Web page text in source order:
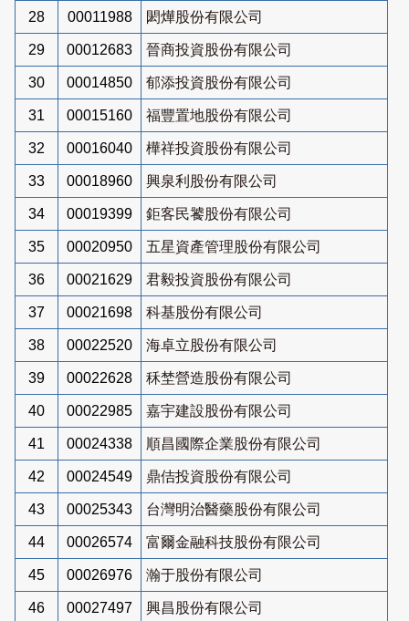
28 00011988 閎燁股份有限公司
29 00012683 晉商投資股份有限公司
30 00014850 郁添投資股份有限公司
31 00015160 福豐置地股份有限公司
32 00016040 樺祥投資股份有限公司
33 00018960 興泉利股份有限公司
34 00019399 鉅客民饕股份有限公司
35 00020950 五星資產管理股份有限公司
36 00021629 君毅投資股份有限公司
37 00021698 科基股份有限公司
38 00022520 海卓立股份有限公司
39 00022628 秝埜營造股份有限公司
40 00022985 嘉宇建設股份有限公司
41 00024338 順昌國際企業股份有限公司
42 00024549 鼎佶投資股份有限公司
43 00025343 台灣明治醫藥股份有限公司
44 00026574 富爾金融科技股份有限公司
45 00026976 瀚于股份有限公司
46 00027497 興昌股份有限公司